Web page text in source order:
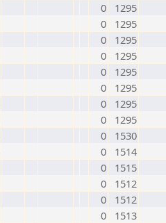
0
1295
0
1295
0
1295
0
1295
0
1295
0
1295
0
1295
0
1295
0
1530
0
1514
0
1515
0
1512
0
1512
0
1513